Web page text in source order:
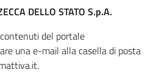
DELLO STATO S.p.A.
del portale
una e-mail alla casella di posta